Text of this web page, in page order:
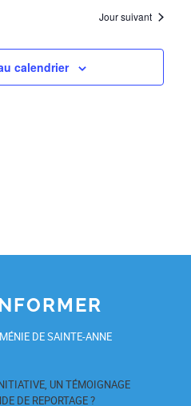
Jour suivant
calendrier
DE SAINTE-ANNE
UN TÉMOIGNAGE
DE REPORTAGE ?